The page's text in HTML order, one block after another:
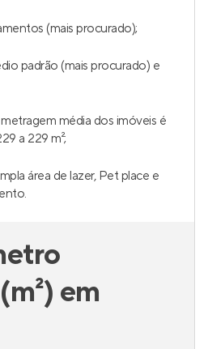
(mais procurado);
padrão (mais procurado) e
média dos imóveis é
a 229 m²;
área de lazer, Pet place e
em